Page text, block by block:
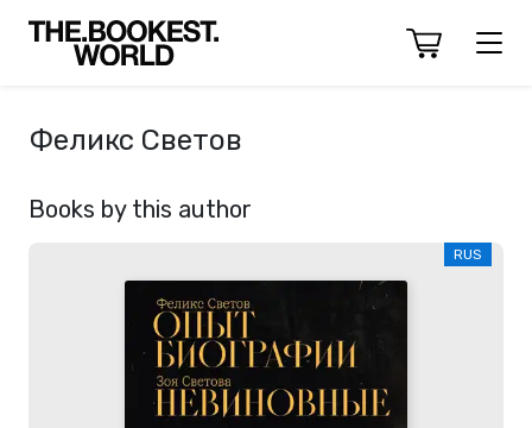
Феликс Светов
Books by this author
RUS